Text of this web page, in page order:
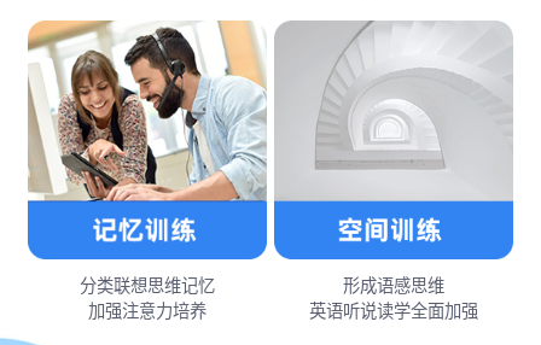
分类联想思维记忆
加强注意力培养
形成语感思维
英语听说读学全面加强